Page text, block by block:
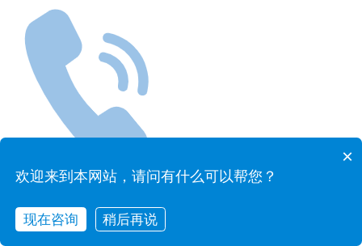
×
欢迎来到本网站，请问有什么可以帮您？
现在咨询 稍后再说
在线咨询 拨打电话